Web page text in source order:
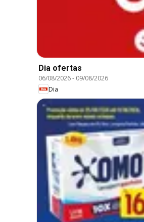
Dia ofertas
06/08/2026- 09/08/2026
Dia